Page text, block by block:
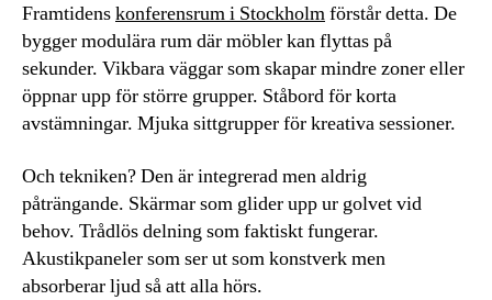
Framtidenskonferensrum i Stockholmförstår detta. De
bygger modulära rum där möbler kan flyttas på
sekunder. Vikbara väggar som skapar mindre zoner eller
öppnar upp för större grupper. Ståbord för korta
avstämningar. Mjuka sittgrupper för kreativa sessioner.
Och tekniken? Den är integrerad men aldrig
påträngande. Skärmar som glider upp ur golvet vid
behov. Trådlös delning som faktiskt fungerar.
Akustikpaneler som ser ut som konstverk men
absorberar ljud så att alla hörs.